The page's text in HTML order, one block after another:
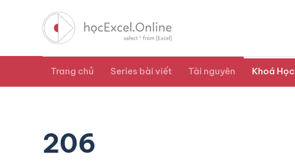
Trang chủ Series bài viết Tài nguyên Khoá Học
206